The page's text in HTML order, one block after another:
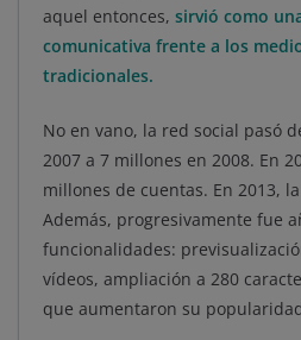
aquel entonces, sirvió como
comunicativa frente a los
tradicionales.
No en vano, la red social pasó
2007 a 7 millones en 2008. En
millones de cuentas. En 2013,
Además, progresivamente fue
funcionalidades:
vídeos, ampliación a 280
que aumentaron su